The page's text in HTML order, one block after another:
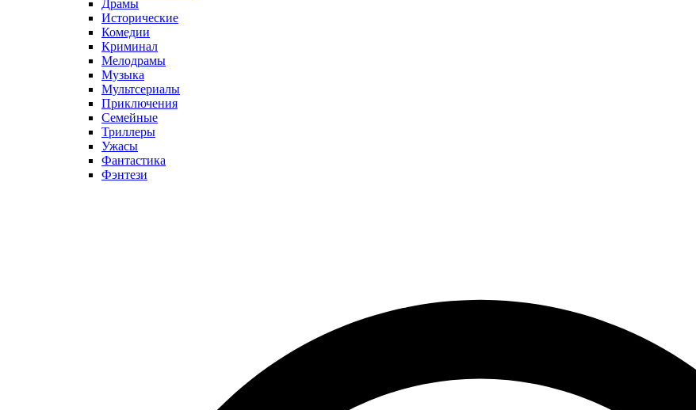
Драмы
Исторические
Комедии
Криминал
Мелодрамы
Музыка
Мультсериалы
Приключения
Семейные
Триллеры
Ужасы
Фантастика
Фэнтези